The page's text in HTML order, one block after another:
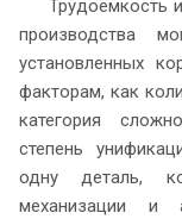
Трудоемкость
производства
установленных
факторам, как
категория
степень
одну деталь,
механизации и